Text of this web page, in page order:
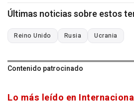
Últimas noticias sobre estos
Reino Unido Rusia Ucrania
Contenido patrocinado
Lo más leído en